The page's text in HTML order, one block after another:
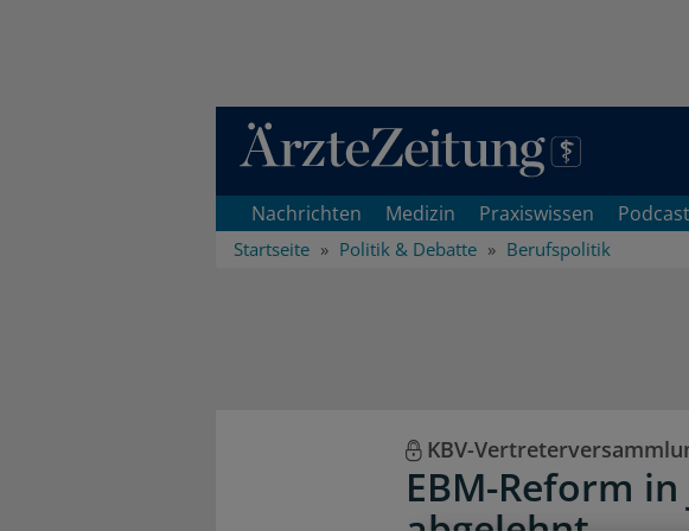
Direkt zum Inhaltsbereich
Nachrichten Medizin Praxiswissen
Startseite Politik & Debatte Berufspolitik
KBV-
EBM-Reform